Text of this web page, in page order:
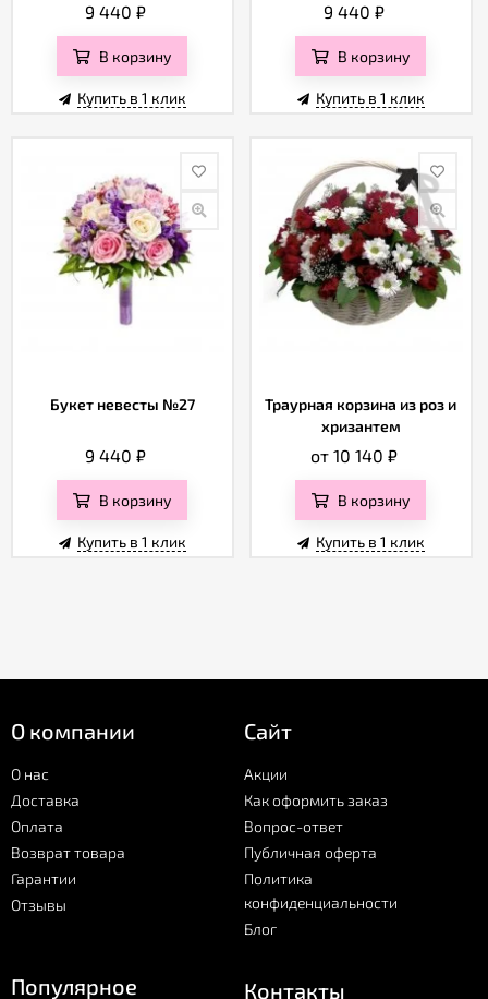
9 440₽
В корзину
Купить в 1 клик
9 440₽
В корзину
Купить в 1 клик
Букет невесты №27
9 440₽
В корзину
Купить в 1 клик
Траурная корзина из роз и
хризантем
от 10 140₽
В корзину
Купить в 1 клик
О компании
О нас
Доставка
Оплата
Возврат товара
Гарантии
Отзывы
Сайт
Акции
Как оформить заказ
Вопрос-ответ
Публичная оферта
Политика
конфиденциальности
Блог
Популярное Контакты